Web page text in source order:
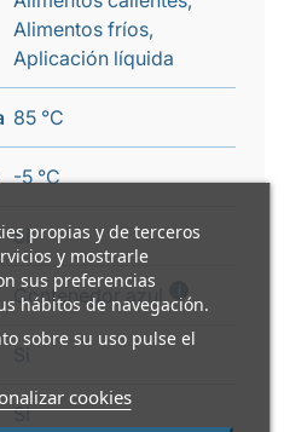
propias y de terceros
y mostrarle
sus preferencias
hábitos de navegación.
sobre su uso pulse el
cookies
Alimentos fríos,
Aplicación líquida
85 °C
-5 °C
Si
Contenedor azul
Si